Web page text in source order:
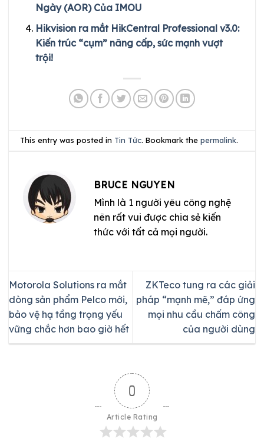
Ngày (AOR) Của IMOU
Hikvision ra mắt HikCentral Professional v3.0:
Kiến trúc “cụm” nâng cấp, sức mạnh vượt
trội!
This entry was posted in Tin Tức. Bookmark thepermalink.
BRUCE NGUYEN
Mình là 1 người yêu công nghệ
nên rất vui được chia sẻ kiến
thức với tất cả mọi người.
Motorola Solutions ra mắt
dòng sản phẩm Pelco mới,
bảo vệ hạ tầng trọng yếu
vững chắc hơn bao giờ hết
ZKTeco tung ra các giải
pháp “mạnh mẽ,” đáp ứng
mọi nhu cầu chấm công
của người dùng
0
Article Rating